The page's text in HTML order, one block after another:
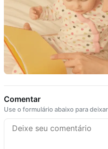
Comentar
Use o formulário abaixo para